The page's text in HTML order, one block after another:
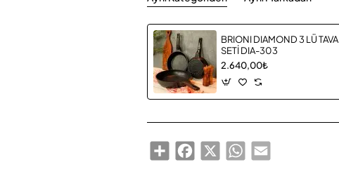
BRIONI DIAMOND 3 LÜ TAVA
SETİ DIA-303
2.640,00₺
ShareFacebook
X WhatsApp
Email